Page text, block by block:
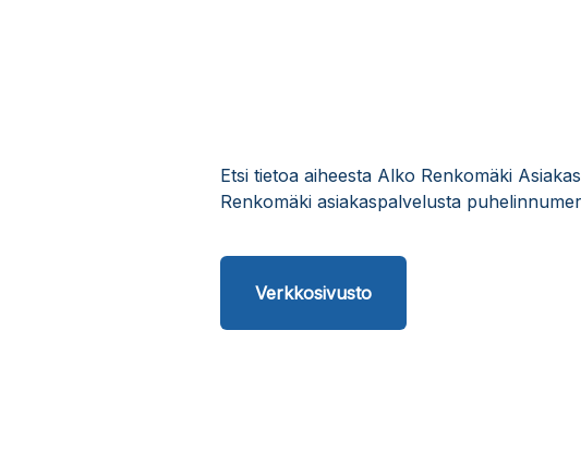
Etsi tietoa aiheesta Alko Renkomäki
Renkomäki asiakaspalvelusta
Verkkosivusto